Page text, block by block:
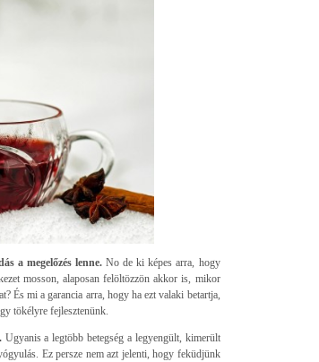
a megelőzés lenne.No de ki képes arra, hogy
mosson, alaposan felöltözzön akkor is, mikor
És mi a garancia arra, hogy ha ezt valaki betartja,
tökélyre fejlesztenünk.
Ugyanis a legtöbb betegség a legyengült, kimerült
Ez persze nem azt jelenti, hogy feküdjünk